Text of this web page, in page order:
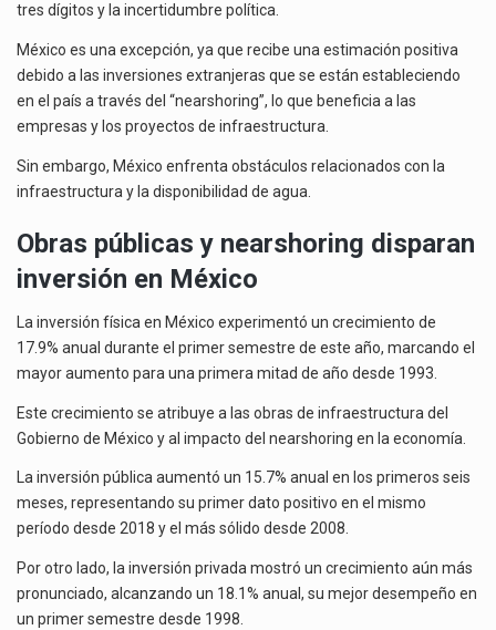
tres dígitos y la incertidumbre política.
México es una excepción, ya que recibe una estimación positiva
debido a las inversiones extranjeras que se están estableciendo
en el país a través del “nearshoring”, lo que beneficia a las
empresas y los proyectos de infraestructura.
Sin embargo, México enfrenta obstáculos relacionados con la
infraestructura y la disponibilidad de agua.
Obras públicas y nearshoring disparan
inversión en México
La inversión física en México experimentó un crecimiento de
17.9% anual durante el primer semestre de este año, marcando el
mayor aumento para una primera mitad de año desde 1993.
Este crecimiento se atribuye a las obras de infraestructura del
Gobierno de México y al impacto del nearshoring en la economía.
La inversión pública aumentó un 15.7% anual en los primeros seis
meses, representando su primer dato positivo en el mismo
período desde 2018 y el más sólido desde 2008.
Por otro lado, la inversión privada mostró un crecimiento aún más
pronunciado, alcanzando un 18.1% anual, su mejor desempeño en
un primer semestre desde 1998.